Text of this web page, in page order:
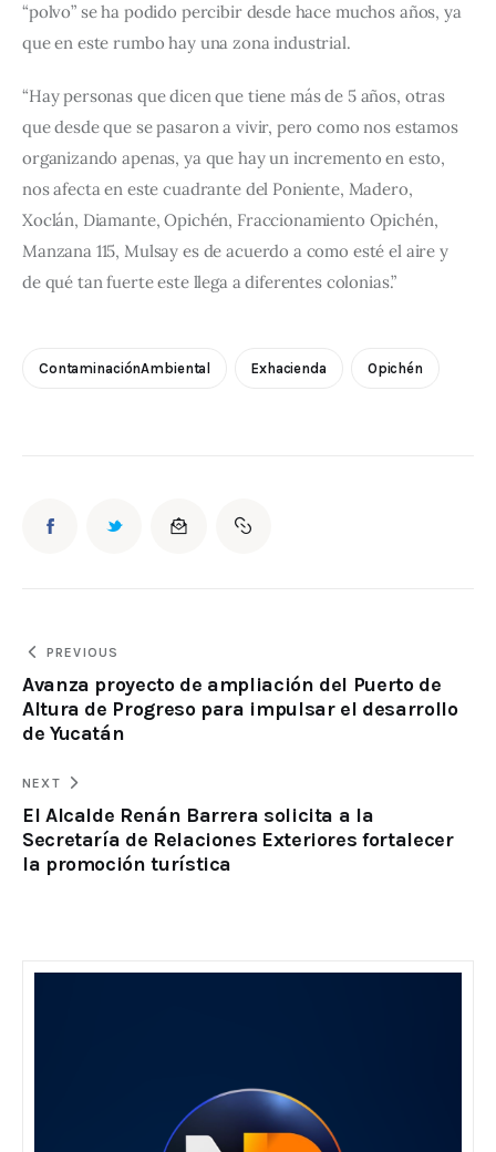
“polvo” se ha podido percibir desde hace muchos años, ya
que en este rumbo hay una zona industrial.
“Hay personas que dicen que tiene más de 5 años, otras
que desde que se pasaron a vivir, pero como nos estamos
organizando apenas, ya que hay un incremento en esto,
nos afecta en este cuadrante del Poniente, Madero,
Xoclán, Diamante, Opichén, Fraccionamiento Opichén,
Manzana 115, Mulsay es de acuerdo a como esté el aire y
de qué tan fuerte este llega a diferentes colonias.”
ContaminaciónAmbiental Exhacienda Opichén
PREVIOUS
Avanza proyecto de ampliación del Puerto de
Altura de Progreso para impulsar el desarrollo
de Yucatán
NEXT
El Alcalde Renán Barrera solicita a la
Secretaría de Relaciones Exteriores fortalecer
la promoción turística